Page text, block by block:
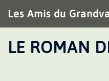
au
contenu
Les Amis du
LE ROMAN